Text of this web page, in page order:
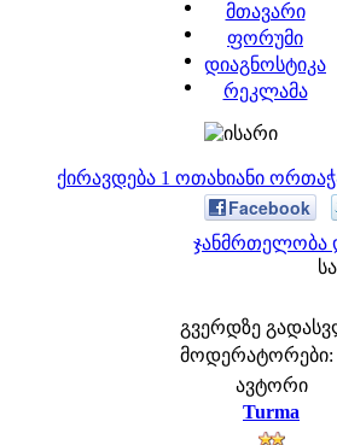
მთავარი
ფორუმი
დიაგნოსტიკა
რეკლამა
ქირავდება 1 ოთახიანი
Facebook
ჯანმრთელობა
გვერდზე
მოდერატორები:
ავტორი
Turma